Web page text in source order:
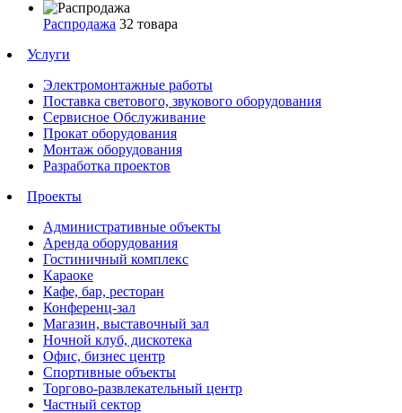
Распродажа 32 товара
Услуги
Электромонтажные работы
Поставка светового, звукового оборудования
Сервисное Обслуживание
Прокат оборудования
Монтаж оборудования
Разработка проектов
Проекты
Административные объекты
Аренда оборудования
Гостиничный комплекс
Караоке
Кафе, бар, ресторан
Конференц-зал
Магазин, выставочный зал
Ночной клуб, дискотека
Офис, бизнес центр
Спортивные объекты
Торгово-развлекательный центр
Частный сектор